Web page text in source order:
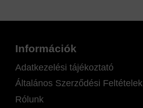
Információk
Adatkezelési tájékoztató
Általános Szerződési Feltételek
Rólunk